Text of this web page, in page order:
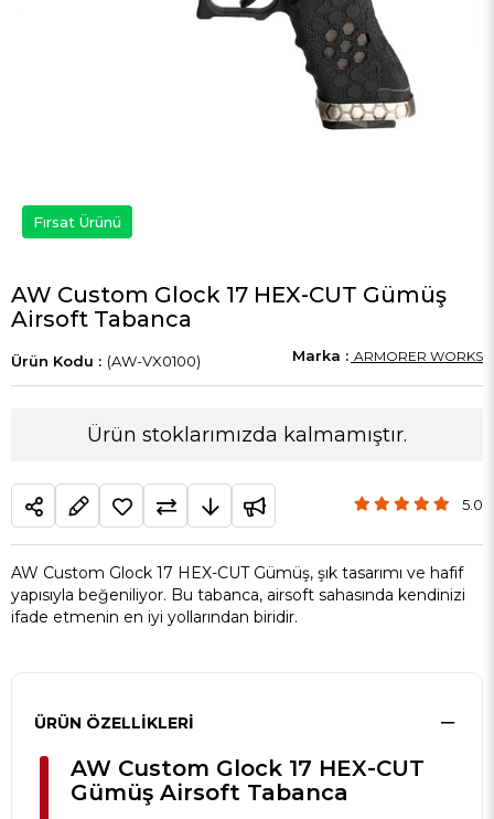
Fırsat Ürünü
AW Custom Glock 17 HEX-CUT Gümüş
Airsoft Tabanca
(AW-VX0100) ARMORER WORKS
Ürün stoklarımızda kalmamıştır.
5.0
AW Custom Glock 17 HEX-CUT Gümüş, şık tasarımı ve hafif
yapısıyla beğeniliyor. Bu tabanca, airsoft sahasında kendinizi
ifade etmenin en iyi yollarından biridir.
ÜRÜN ÖZELLIKLERI
AW Custom Glock 17 HEX-CUT
Gümüş Airsoft Tabanca